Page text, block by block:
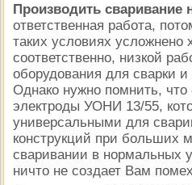
Производить сваривание
ответственная работа,
таких условиях усложнено
соответственно, низкой
оборудования для сварки
Однако нужно помнить, что
электроды УОНИ 13/55,
универсальными для
конструкций при больших
сваривании в нормальных
ничто не создает Вам